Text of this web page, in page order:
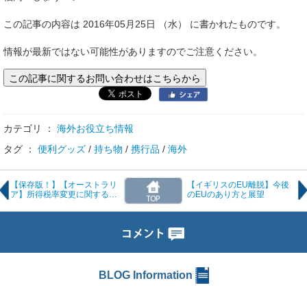
この記事の内容は 2016年05月25日 （水） に書かれたものです。
情報が最新ではない可能性がありますのでご注意ください。
この記事に関するお問い合わせはこちらから
カテゴリ ： 海外お役立ち情報
タグ ： 便利グッズ / 持ち物 / 携行品 / 海外
【保存版！】【オーストラリ
ア】所得税率変更に関する基
【イギリスのEU離脱】今後
のEUのあり方と展望
BLOG Information